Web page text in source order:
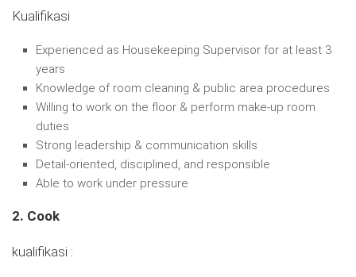
Kualifikasi
Experienced as Housekeeping Supervisor for at least 3
years
Knowledge of room cleaning & public area procedures
Willing to work on the floor & perform make-up room
duties
Strong leadership & communication skills
Detail-oriented, disciplined, and responsible
Able to work under pressure
2. Cook
kualifikasi :